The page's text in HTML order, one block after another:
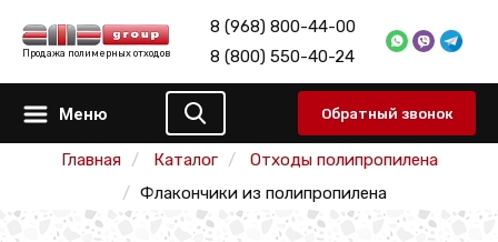
Продажа полимерных отходов
8 (968) 800-44-00
8 (800) 550-40-24
Меню Обратный звонок
Главная Каталог
Отходы полипропилена
Флакончики из полипропилена